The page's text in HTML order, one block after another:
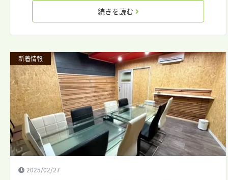
続きを読む
新着情報
2025/02/27